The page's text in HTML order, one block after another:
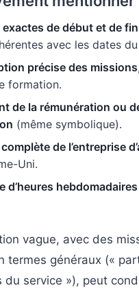
de début et de fin
avec les dates
précise des missions
formation.
de la rémunération ou
(même symbolique).
de l’entreprise
Uni.
d’heures hebdomadaires
vague, avec des
termes généraux («
du service »), peut